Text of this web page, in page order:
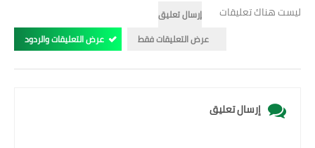
ليست هناك تعليقات
إرسال تعليق
عرض التعليقات فقط
عرض التعليقات والردود
إرسال تعليق